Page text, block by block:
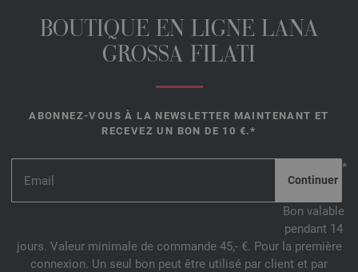
BOUTIQUE EN LIGNE LANA
GROSSA FILATI
ABONNEZ-VOUS À LA NEWSLETTER MAINTENANT ET
RECEVEZ UN BON DE 10 €.*
*
Bon valable
pendant 14
jours. Valeur minimale de commande 45,- €. Pour la première
connexion. Un seul bon peut être utilisé par client et par